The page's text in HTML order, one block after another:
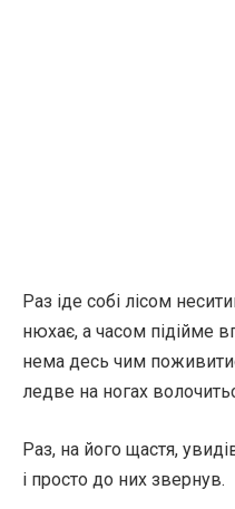
Раз іде собі лісом
нюхає, а часом підійме
нема десь чим
ледве на ногах
Раз, на його щастя,
і просто до них звернув.